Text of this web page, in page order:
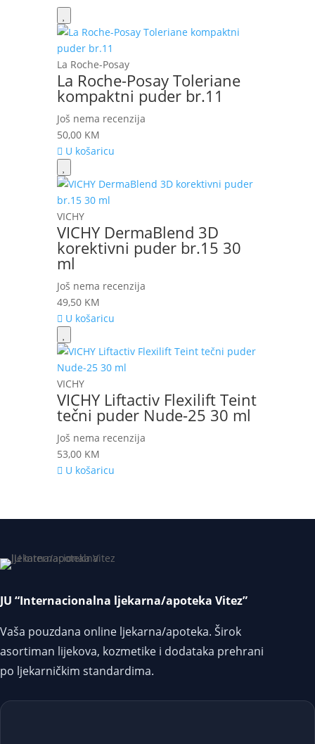
La Roche-Posay
La Roche-Posay Toleriane
kompaktni puder br.11
Još nema recenzija
50,00 KM
U košaricu
VICHY
VICHY DermaBlend 3D
korektivni puder br.15 30
ml
Još nema recenzija
49,50 KM
U košaricu
VICHY
VICHY Liftactiv Flexilift Teint
tečni puder Nude-25 30 ml
Još nema recenzija
53,00 KM
U košaricu
JU “Internacionalna ljekarna/apoteka Vitez”
Vaša pouzdana online ljekarna/apoteka. Širok
asortiman lijekova, kozmetike i dodataka prehrani
po ljekarničkim standardima.